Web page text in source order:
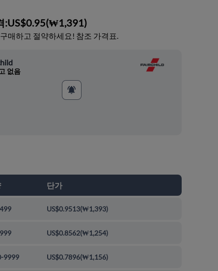
:US$0.95(₩1,391)
매하고 절약하세요! 참조 가격표.
없음
단가
US$0.9513(₩1,393)
US$0.8562(₩1,254)
9999 US$0.7896(₩1,156)